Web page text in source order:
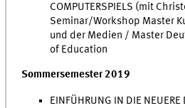
COMPUTERSPIELS (mit
Seminar/Workshop Master
und der Medien / Master
of Education
Sommersemester 2019
EINFÜHRUNG IN DIE NEUERE